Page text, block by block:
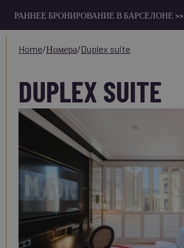
РАННЕЕ БРОНИРОВАНИЕ В БАРСЕЛОНЕ >>
home/ номера/ duplex suite
DUPLEX SUITE